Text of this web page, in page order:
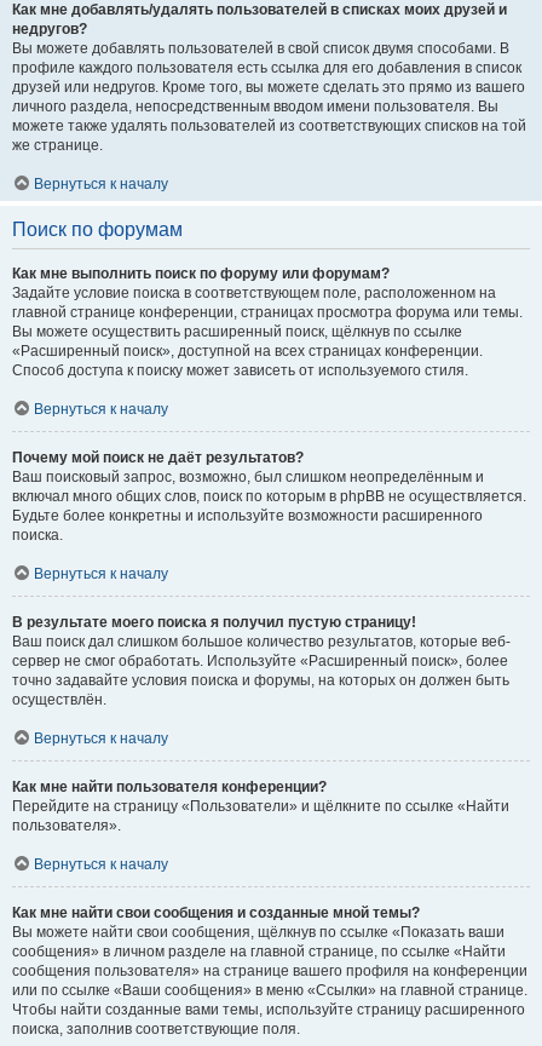
Как мне добавлять/удалять пользователей в списках моих друзей и
недругов?
Вы можете добавлять пользователей в свой список двумя способами. В
профиле каждого пользователя есть ссылка для его добавления в список
друзей или недругов. Кроме того, вы можете сделать это прямо из вашего
личного раздела, непосредственным вводом имени пользователя. Вы
можете также удалять пользователей из соответствующих списков на той
же странице.
Вернуться к началу
Поиск по форумам
Как мне выполнить поиск по форуму или форумам?
Задайте условие поиска в соответствующем поле, расположенном на
главной странице конференции, страницах просмотра форума или темы.
Вы можете осуществить расширенный поиск, щёлкнув по ссылке
«Расширенный поиск», доступной на всех страницах конференции.
Способ доступа к поиску может зависеть от используемого стиля.
Вернуться к началу
Почему мой поиск не даёт результатов?
Ваш поисковый запрос, возможно, был слишком неопределённым и
включал много общих слов, поиск по которым в phpBB не осуществляется.
Будьте более конкретны и используйте возможности расширенного
поиска.
Вернуться к началу
В результате моего поиска я получил пустую страницу!
Ваш поиск дал слишком большое количество результатов, которые веб-
сервер не смог обработать. Используйте «Расширенный поиск», более
точно задавайте условия поиска и форумы, на которых он должен быть
осуществлён.
Вернуться к началу
Как мне найти пользователя конференции?
Перейдите на страницу «Пользователи» и щёлкните по ссылке «Найти
пользователя».
Вернуться к началу
Как мне найти свои сообщения и созданные мной темы?
Вы можете найти свои сообщения, щёлкнув по ссылке «Показать ваши
сообщения» в личном разделе на главной странице, по ссылке «Найти
сообщения пользователя» на странице вашего профиля на конференции
или по ссылке «Ваши сообщения» в меню «Ссылки» на главной странице.
Чтобы найти созданные вами темы, используйте страницу расширенного
поиска, заполнив соответствующие поля.